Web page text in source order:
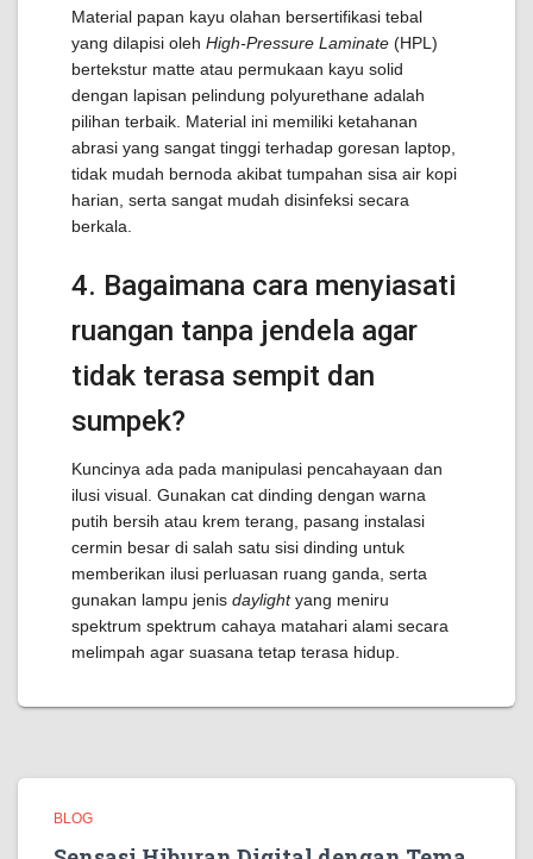
Material papan kayu olahan bersertifikasi tebal
yang dilapisi oleh High-Pressure Laminate (HPL)
bertekstur matte atau permukaan kayu solid
dengan lapisan pelindung polyurethane adalah
pilihan terbaik. Material ini memiliki ketahanan
abrasi yang sangat tinggi terhadap goresan laptop,
tidak mudah bernoda akibat tumpahan sisa air kopi
harian, serta sangat mudah disinfeksi secara
berkala.
4. Bagaimana cara menyiasati
ruangan tanpa jendela agar
tidak terasa sempit dan
sumpek?
Kuncinya ada pada manipulasi pencahayaan dan
ilusi visual. Gunakan cat dinding dengan warna
putih bersih atau krem terang, pasang instalasi
cermin besar di salah satu sisi dinding untuk
memberikan ilusi perluasan ruang ganda, serta
gunakan lampu jenis daylightyang meniru
spektrum spektrum cahaya matahari alami secara
melimpah agar suasana tetap terasa hidup.
BLOG